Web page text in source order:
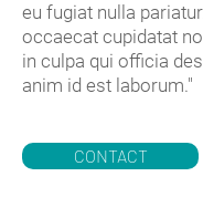
eu fugiat nulla
occaecat cupidatat
in culpa qui officia
anim id est laborum."
CONTACT